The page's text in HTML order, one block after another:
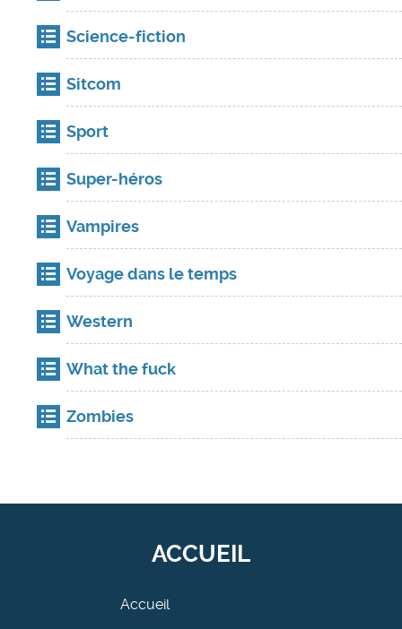
Science-fiction
Sitcom
Sport
Super-héros
Vampires
Voyage dans le temps
Western
What the fuck
Zombies
ACCUEIL
Accueil